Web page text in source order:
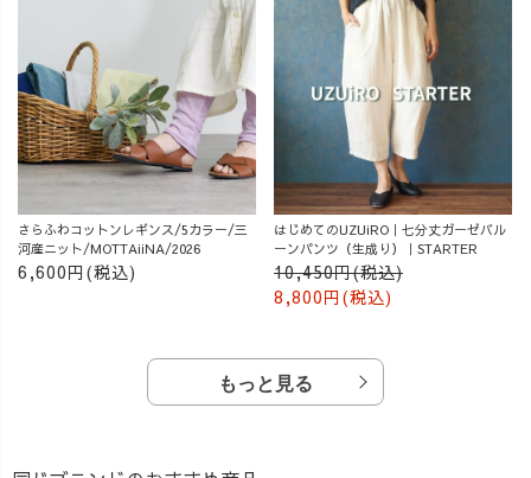
さらふわコットンレギンス/5カラー/三
河産ニット/MOTTAiiNA/2026
6,600円(税込)
はじめてのUZUiRO｜七分丈ガーゼバル
ーンパンツ（生成り）｜STARTER
10,450円(税込)
8,800円(税込)
もっと見る